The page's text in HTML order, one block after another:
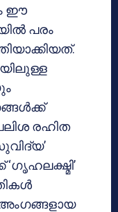
ഈ
പരം
രഹിത
‘ഗൃഹലക്ഷ്മി’
അംഗങ്ങളായ